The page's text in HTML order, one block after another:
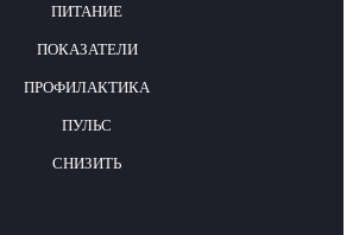
ПИТАНИЕ
ПОКАЗАТЕЛИ
ПРОФИЛАКТИКА
ПУЛЬС
СНИЗИТЬ